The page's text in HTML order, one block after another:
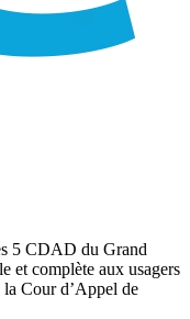
5 CDAD du Grand
et complète aux usagers
Cour d’Appel de